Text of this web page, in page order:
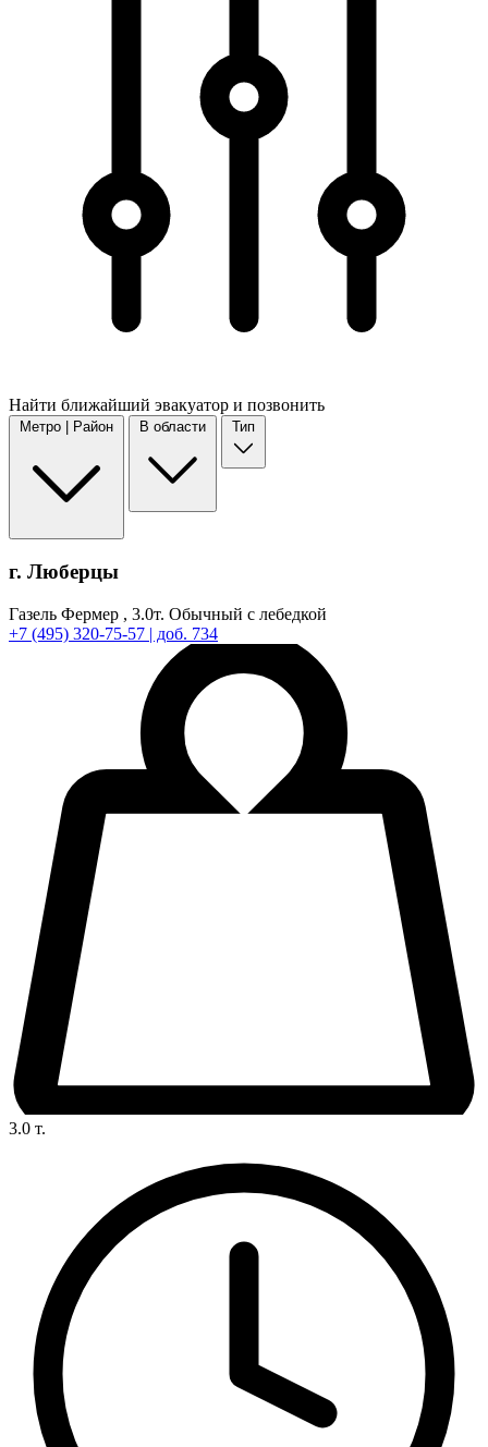
Найти ближайший эвакуатор и позвонить
Метро | Район В области Тип
г. Люберцы
Газель Фермер , 3.0т. Обычный с лебедкой
+7 (495) 320-75-57 | доб. 734
3.0 т.